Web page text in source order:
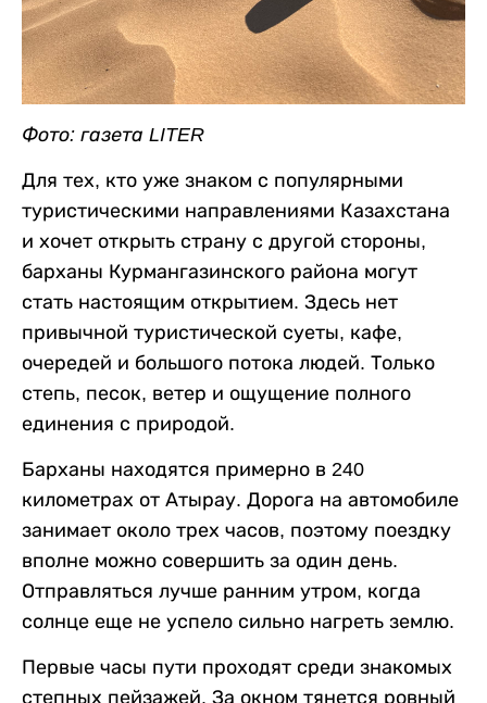
Фото: газета LITER
Для тех, кто уже знаком с популярными
туристическими направлениями Казахстана
и хочет открыть страну с другой стороны,
барханы Курмангазинского района могут
стать настоящим открытием. Здесь нет
привычной туристической суеты, кафе,
очередей и большого потока людей. Только
степь, песок, ветер и ощущение полного
единения с природой.
Барханы находятся примерно в 240
километрах от Атырау. Дорога на автомобиле
занимает около трех часов, поэтому поездку
вполне можно совершить за один день.
Отправляться лучше ранним утром, когда
солнце еще не успело сильно нагреть землю.
Первые часы пути проходят среди знакомых
степных пейзажей. За окном тянется ровный